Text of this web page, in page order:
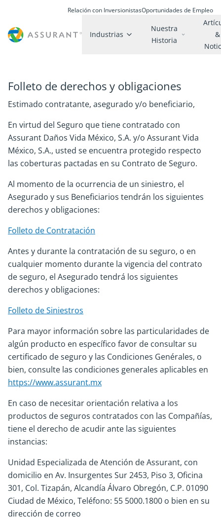
Relación con InversionistasOportunidades de Empleo
Industrias
Nuestra
Historia
&
Folleto de derechos y obligaciones
Estimado contratante, asegurado y/o beneficiario,
En virtud del Seguro que tiene contratado con
Assurant Daños Vida México, S.A. y/o Assurant Vida
México, S.A., usted se encuentra protegido respecto
las coberturas pactadas en su Contrato de Seguro.
Al momento de la ocurrencia de un siniestro, el
Asegurado y sus Beneficiarios tendrán los siguientes
derechos y obligaciones:
Folleto de Contratación
Antes y durante la contratación de su seguro, o en
cualquier momento durante la vigencia del contrato
de seguro, el Asegurado tendrá los siguientes
derechos y obligaciones:
Folleto de Siniestros
Para mayor información sobre las particularidades de
algún producto en específico favor de consultar su
certificado de seguro y las Condiciones Genérales, o
bien, consulte las condiciones generales aplicables en
https://www.assurant.mx
En caso de necesitar orientación relativa a los
productos de seguros contratados con las Compañías,
tiene el derecho de acudir ante las siguientes
instancias:
Unidad Especializada de Atención de Assurant, con
domicilio en Av. Insurgentes Sur 2453, Piso 3, Oficina
301, Col. Tizapán, Alcandía Álvaro Obregón, C.P. 01090
Ciudad de México, Teléfono: 55 5000.1800 o bien en su
dirección de correo